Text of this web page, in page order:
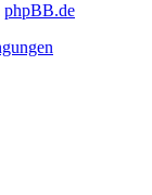
phpBB.de